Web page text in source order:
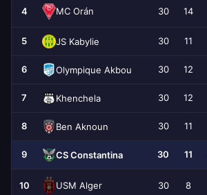
4 MC Orán 30 14
5 JS Kabylie 30 11
6 Olympique Akbou 30 12
7 Khenchela 30 12
8 Ben Aknoun 30 11
9 CS Constantina 30 11
10 USM Alger 30 8